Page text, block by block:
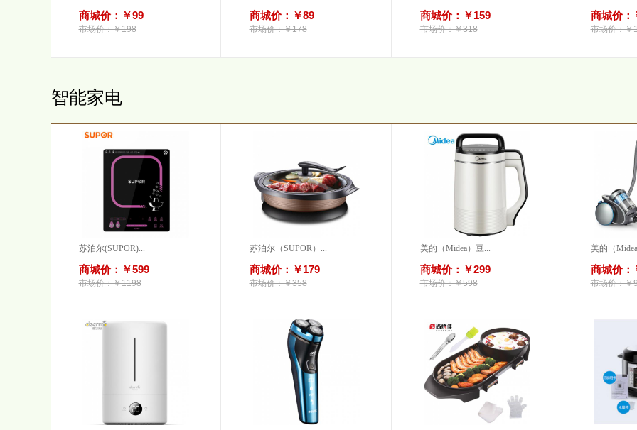
商城价：￥99
市场价：￥198
商城价：￥89
市场价：￥178
商城价：￥159
市场价：￥318
商城价：
市场价：￥
智能家电
苏泊尔(SUPOR)...
商城价：￥599
市场价：￥1198
苏泊尔（SUPOR）...
商城价：￥179
市场价：￥358
美的（Midea）豆...
商城价：￥299
市场价：￥598
美的（
商城价：
市场价：￥